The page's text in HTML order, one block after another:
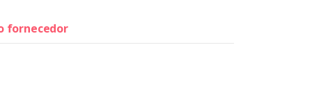
fornecedor